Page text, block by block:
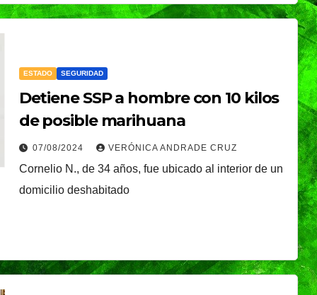
ESTADO SEGURIDAD
Detiene SSP a hombre con 10 kilos
de posible marihuana
07/08/2024 VERÓNICA ANDRADE CRUZ
Cornelio N., de 34 años, fue ubicado al interior de un
domicilio deshabitado
el
que
TENDENCIA VIDA │ ESTILO
Oreo® y BTS lanzan
su edición limitada
CRUZ